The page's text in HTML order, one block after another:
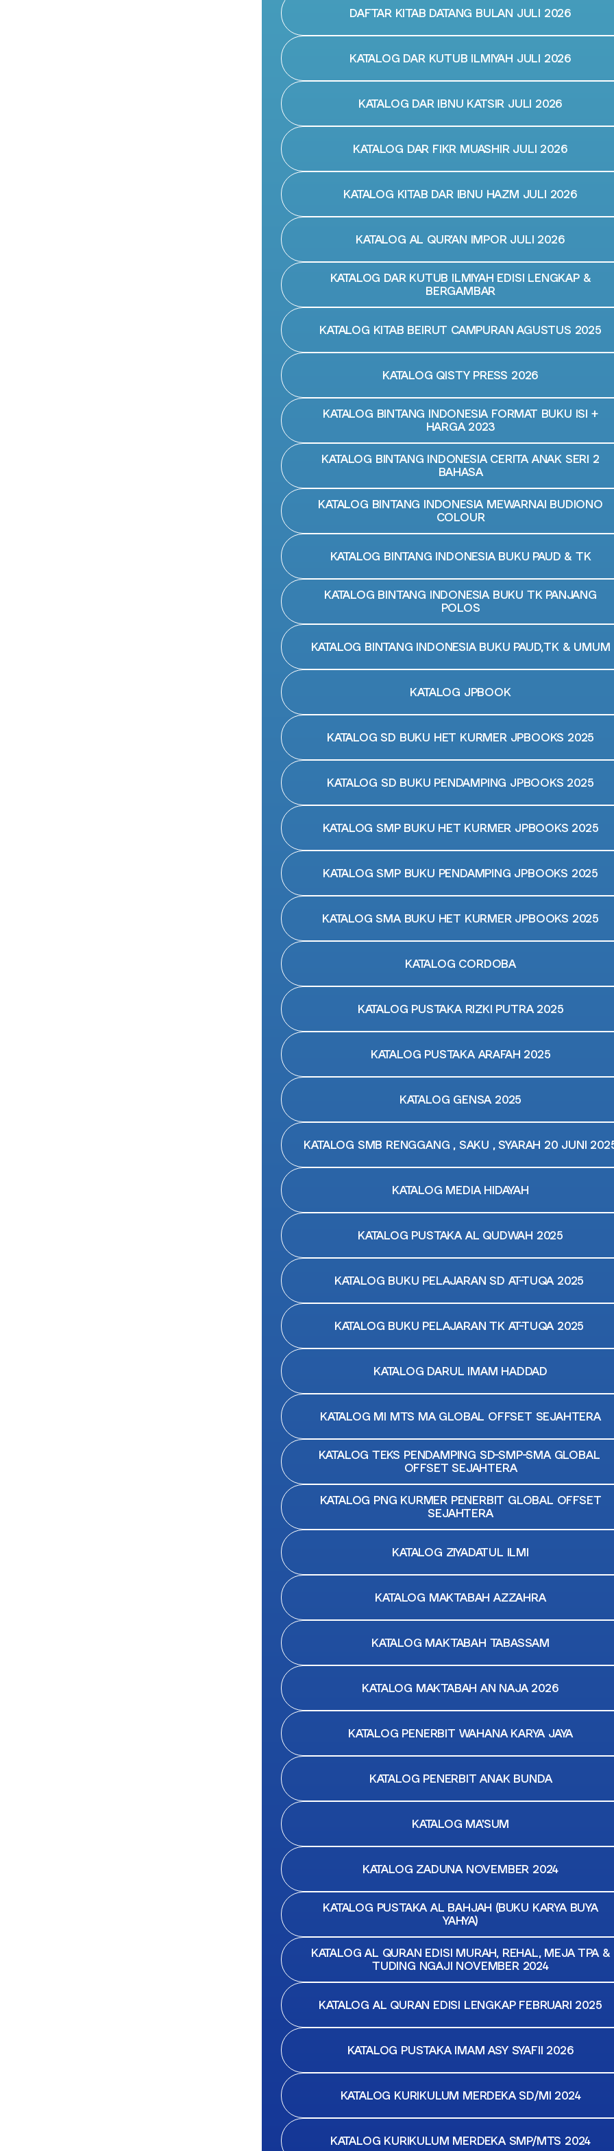
DAFTAR KITAB DATANG BULAN JULI 2026
KATALOG DAR KUTUB ILMIYAH JULI 2026
KATALOG DAR IBNU KATSIR JULI 2026
KATALOG DAR FIKR MUASHIR JULI 2026
KATALOG KITAB DAR IBNU HAZM JULI 2026
KATALOG AL QUR'AN IMPOR JULI 2026
KATALOG DAR KUTUB ILMIYAH EDISI LENGKAP &
BERGAMBAR
KATALOG KITAB BEIRUT CAMPURAN AGUSTUS 2025
KATALOG QISTY PRESS 2026
KATALOG BINTANG INDONESIA FORMAT BUKU ISI +
HARGA 2023
KATALOG BINTANG INDONESIA CERITA ANAK SERI 2
BAHASA
KATALOG BINTANG INDONESIA MEWARNAI BUDIONO
COLOUR
KATALOG BINTANG INDONESIA BUKU PAUD & TK
KATALOG BINTANG INDONESIA BUKU TK PANJANG
POLOS
KATALOG BINTANG INDONESIA BUKU PAUD,TK & UMUM
KATALOG JPBOOK
KATALOG SD BUKU HET KURMER JPBOOKS 2025
KATALOG SD BUKU PENDAMPING JPBOOKS 2025
KATALOG SMP BUKU HET KURMER JPBOOKS 2025
KATALOG SMP BUKU PENDAMPING JPBOOKS 2025
KATALOG SMA BUKU HET KURMER JPBOOKS 2025
KATALOG CORDOBA
KATALOG PUSTAKA RIZKI PUTRA 2025
KATALOG PUSTAKA ARAFAH 2025
KATALOG GENSA 2025
KATALOG SMB RENGGANG , SAKU , SYARAH 20 JUNI
KATALOG MEDIA HIDAYAH
KATALOG PUSTAKA AL QUDWAH 2025
KATALOG BUKU PELAJARAN SD AT-TUQA 2025
KATALOG BUKU PELAJARAN TK AT-TUQA 2025
KATALOG DARUL IMAM HADDAD
KATALOG MI MTS MA GLOBAL OFFSET SEJAHTERA
KATALOG TEKS PENDAMPING SD-SMP-SMA GLOBAL
OFFSET SEJAHTERA
KATALOG PNG KURMER PENERBIT GLOBAL OFFSET
SEJAHTERA
KATALOG ZIYADATUL ILMI
KATALOG MAKTABAH AZZAHRA
KATALOG MAKTABAH TABASSAM
KATALOG MAKTABAH AN NAJA 2026
KATALOG PENERBIT WAHANA KARYA JAYA
KATALOG PENERBIT ANAK BUNDA
KATALOG MA'SUM
KATALOG ZADUNA NOVEMBER 2024
KATALOG PUSTAKA AL BAHJAH (BUKU KARYA BUYA
YAHYA)
KATALOG AL QURAN EDISI MURAH, REHAL, MEJA TPA &
TUDING NGAJI NOVEMBER 2024
KATALOG AL QURAN EDISI LENGKAP FEBRUARI 2025
KATALOG PUSTAKA IMAM ASY SYAFII 2026
KATALOG KURIKULUM MERDEKA SD/MI 2024
KATALOG KURIKULUM MERDEKA SMP/MTS 2024